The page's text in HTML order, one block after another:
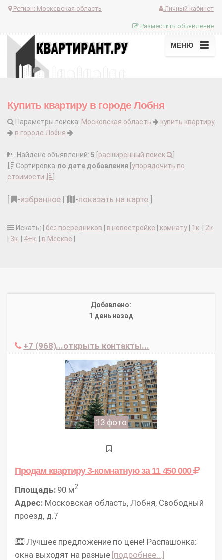
Регион: Московская область Личный кабинет
Разместить объявление
МЕНЮ
Купить квартиру в городе Лобня
Параметры поиска: Московская область
купить квартиру
в городе Лобня
Найдено объявлений: 5 расширенный поиск
Сортировка: по дате добавления упорядочить по
стоимости
-избранное | -показать на карте
Искать: | без посредников в новостройке комнату 1к.
2к.
3к. 4+к. в Москве
Добавлено:
1 день назад
+7 (968)...открыть контакты...
13 фото
Продам квартиру 3-комнатнуюза 11 450 000
Площадь: 90 м2
Адрес: Московская область, Лобня, Свободный
проезд, д.7
Лучшее предложение по цене! Распашонка:
окна выходят на разные [подробнее...]